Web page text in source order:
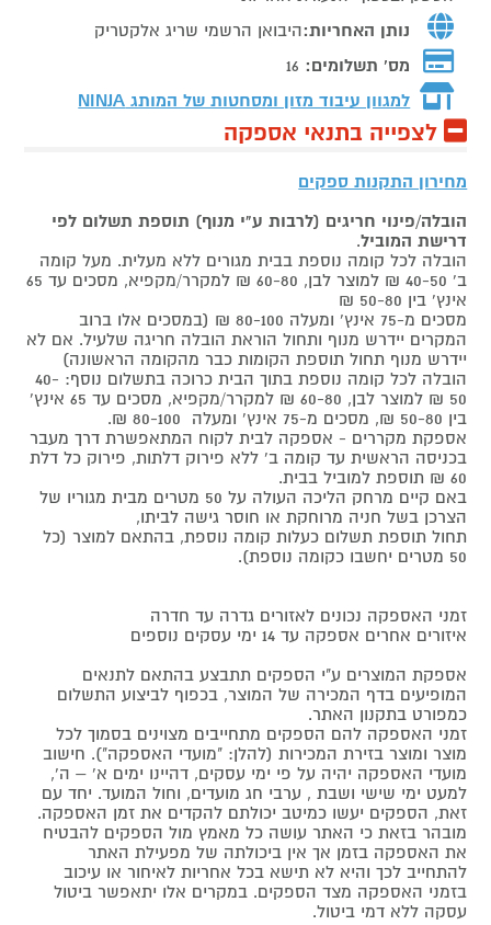
נותן האחריות:היבואן הרשמי שריג אלקטריק
מס' תשלומים: 16
למגוון עיבוד מזון ומסחטות של המותג NINJA
לצפייה בתנאי אספקה
מחירון התקנות ספקים
הובלה/פינוי חריגים (לרבות ע"י מנוף) תוספת תשלום לפי
דרישת המוביל.
הובלה לכל קומה נוספת בבית מגורים ללא מעלית. מעל קומה
ב' 40-50 ₪ למוצר לבן, 60-80 ₪ למקרר/מקפיא, מסכים עד 65
אינץ' בין 50-80 ₪
מסכים מ-75 אינץ' ומעלה 80-100 ₪ (במסכים אלו ברוב
המקרים יידרש מנוף ותחול הוראת הובלה חריגה שלעיל. אם לא
יידרש מנוף תחול תוספת הקומות כבר מהקומה הראשונה)
הובלה לכל קומה נוספת בתוך הבית כרוכה בתשלום נוסף: 40-
50 ₪ למוצר לבן, 60-80 ₪ למקרר/מקפיא, מסכים עד 65 אינץ'
בין 50-80 ₪, מסכים מ-75 אינץ' ומעלה 80-100 ₪.
אספקת מקררים - אספקה לבית לקוח המתאפשרת דרך מעבר
בכניסה הראשית עד קומה ב' ללא פירוק דלתות, פירוק כל דלת
60 ₪ תוספת למוביל בבית.
באם קיים מרחק הליכה העולה על 50 מטרים מבית מגוריו של
הצרכן בשל חניה מרוחקת או חוסר גישה לביתו,
תחול תוספת תשלום כעלות קומה נוספת, בהתאם למוצר (כל
50 מטרים יחשבו כקומה נוספת).
זמני האספקה נכונים לאזורים גדרה עד חדרה
איזורים אחרים אספקה עד 14 ימי עסקים נוספים
אספקת המוצרים ע"י הספקים תתבצע בהתאם לתנאים
המופיעים בדף המכירה של המוצר, בכפוף לביצוע התשלום
כמפורט בתקנון האתר.
זמני האספקה להם הספקים מתחייבים מצוינים בסמוך לכל
מוצר ומוצר בזירת המכירות (להלן: "מועדי האספקה"). חישוב
מועדי האספקה יהיה על פי ימי עסקים, דהיינו ימים א' – ה',
למעט ימי שישי ושבת , ערבי חג מועדים, וחול המועד. יחד עם
זאת, הספקים יעשו כמיטב יכולתם להקדים את זמן האספקה.
מובהר בזאת כי האתר עושה כל מאמץ מול הספקים להבטיח
את האספקה בזמן אך אין ביכולתה של מפעילת האתר
להתחייב לכך והיא לא תישא בכל אחריות לאיחור או עיכוב
בזמני האספקה מצד הספקים. במקרים אלו יתאפשר ביטול
עסקה ללא דמי ביטול.